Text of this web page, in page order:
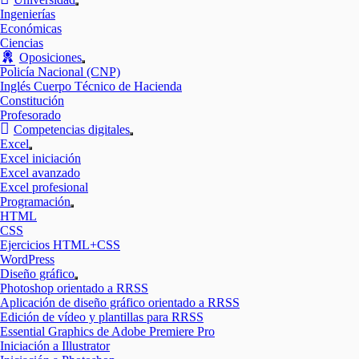
Mostrar
Ingenierías
Económicas
Ciencias
Oposiciones
Mostrar
el
submenú
Policía Nacional (CNP)
Inglés Cuerpo Técnico de Hacienda
Constitución
Profesorado
Competencias digitales
Mostrar
Excel
Mostrar
el
submenú
Excel iniciación
Excel avanzado
Excel profesional
Programación
Mostrar
HTML
CSS
Ejercicios HTML+CSS
WordPress
Diseño gráfico
Mostrar
el
submenú
Photoshop orientado a RRSS
Aplicación de diseño gráfico orientado a RRSS
Edición de vídeo y plantillas para RRSS
Essential Graphics de Adobe Premiere Pro
Iniciación a Illustrator